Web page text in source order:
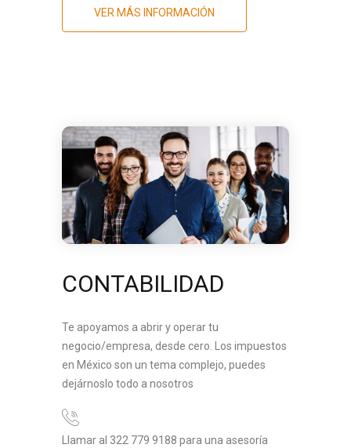
VER MÁS INFORMACIÓN
CONTABILIDAD
Te apoyamos a abrir y operar tu
negocio/empresa, desde cero. Los impuestos
en México son un tema complejo, puedes
dejárnoslo todo a nosotros
Llamar al 322 779 9188 para una asesoría